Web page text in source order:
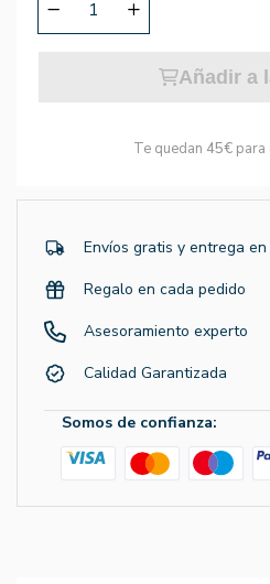
Añadir a
Te quedan 45€ para
Envíos gratis y entrega
Regalo en cada pedido
Asesoramiento experto
Calidad Garantizada
Somos de confianza: